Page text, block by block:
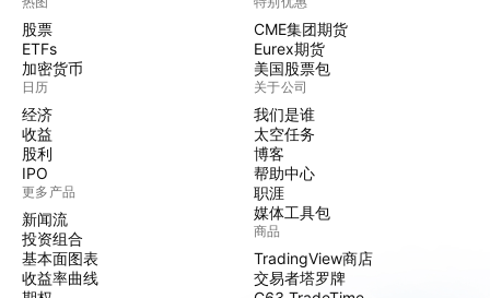
股票
ETFs
加密货币
日历
经济
收益
股利
IPO
更多产品
新闻流
投资组合
基本面图表
收益率曲线
CME集团期货
Eurex期货
美国股票包
关于公司
我们是谁
太空任务
博客
帮助中心
职涯
媒体工具包
商品
TradingView商店
交易者塔罗牌